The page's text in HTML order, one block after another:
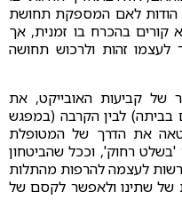
הודות לאם המספקת תחושת
קורים בהכרח בו זמנית, אך
לעצמו זהות ולרכוש תחושה
של קביעות האובייקט, את
בביתה) לבין הקרבה (במפגש
את הדרך של המטופלת
רחוק', וככל שהביטחון
לעצמה להרפות מהתלות
של שתינו ולאפשר לקסם של